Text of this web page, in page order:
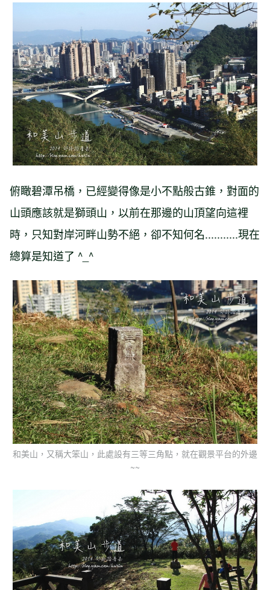
俯瞰碧潭吊橋，已經變得像是小不點般古錐，對面的
山頭應該就是獅頭山，以前在那邊的山頂望向這裡
時，只知對岸河畔山勢不絕，卻不知何名...........現在
總算是知道了 ^_^
和美山，又稱大笨山，此處設有三等三角點，就在觀景平台的外邊
~~